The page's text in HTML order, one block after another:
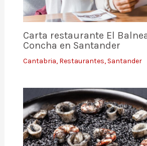
Carta restaurante El
Concha en Santander
Cantabria, Restaurantes, Santander